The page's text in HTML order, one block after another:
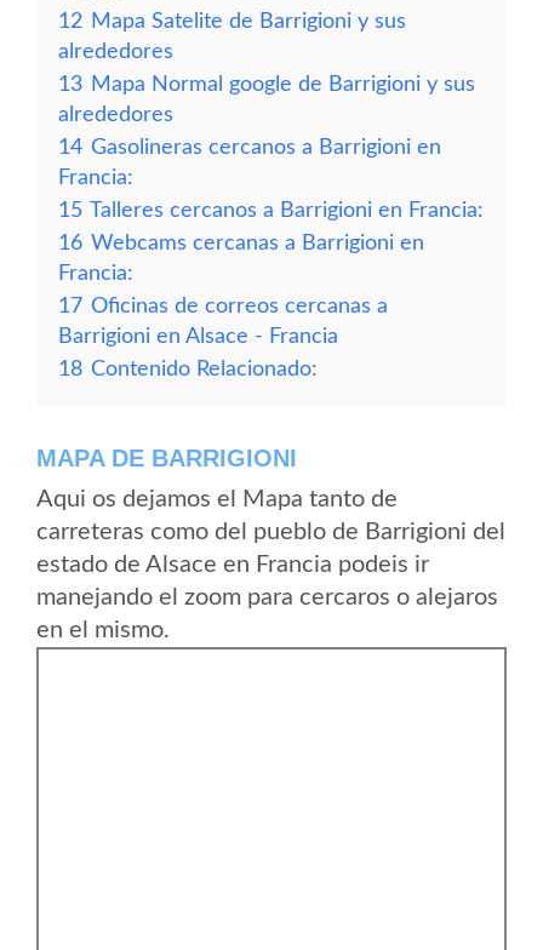
12 Mapa Satelite de Barrigioni y sus
alrededores
13 Mapa Normal google de Barrigioni y sus
alrededores
14 Gasolineras cercanos a Barrigioni en
Francia:
15 Talleres cercanos a Barrigioni en Francia:
16 Webcams cercanas a Barrigioni en
Francia:
17 Oficinas de correos cercanas a
Barrigioni en Alsace - Francia
18 Contenido Relacionado:
MAPA DE BARRIGIONI
Aqui os dejamos el Mapa tanto de
carreteras como del pueblo de Barrigioni del
estado de Alsace en Francia podeis ir
manejando el zoom para cercaros o alejaros
en el mismo.